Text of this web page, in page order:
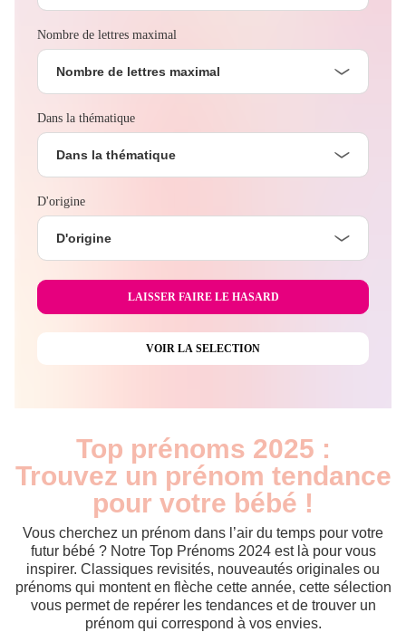
Nombre de lettres maximal
Nombre de lettres maximal
Dans la thématique
Dans la thématique
D'origine
D'origine
Top prénoms 2025 :
Trouvez un prénom tendance
pour votre bébé !
Vous cherchez un prénom dans l’air du temps pour votre
futur bébé ? Notre Top Prénoms 2024 est là pour vous
inspirer. Classiques revisités, nouveautés originales ou
prénoms qui montent en flèche cette année, cette sélection
vous permet de repérer les tendances et de trouver un
prénom qui correspond à vos envies.